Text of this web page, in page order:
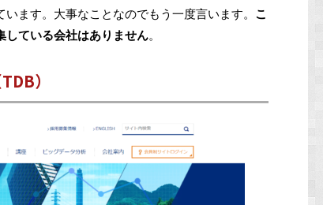
ます。大事なことなのでもう一度言います。 こ
している会社はありません。
）